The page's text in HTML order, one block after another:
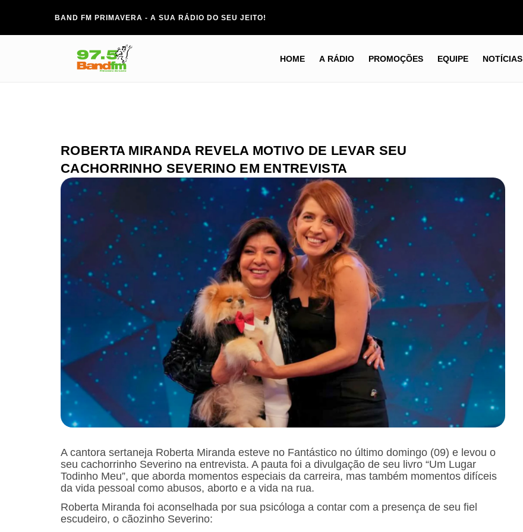
BAND FM PRIMAVERA - A SUA RÁDIO DO SEU JEITO!
HOME A RÁDIO PROMOÇÕES EQUIPE NOTÍCIAS
ROBERTA MIRANDA REVELA MOTIVO DE LEVAR SEU
CACHORRINHO SEVERINO EM ENTREVISTA
A cantora sertaneja Roberta Miranda esteve no Fantástico no último domingo (09) e levou o
seu cachorrinho Severino na entrevista. A pauta foi a divulgação de seu livro “Um Lugar
Todinho Meu”, que aborda momentos especiais da carreira, mas também momentos difíceis
da vida pessoal como abusos, aborto e a vida na rua.
Roberta Miranda foi aconselhada por sua psicóloga a contar com a presença de seu fiel
escudeiro, o cãozinho Severino: